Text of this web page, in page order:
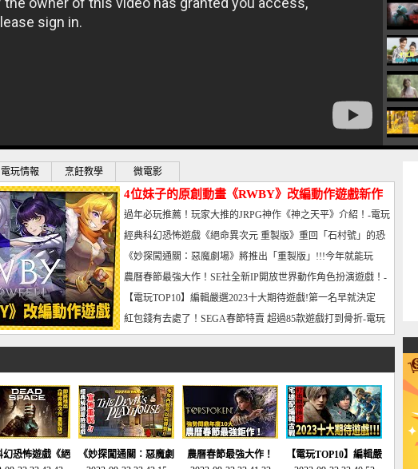
電玩情報 烹飪教學 微電影
4位妹子的原創動畫《RWBY》改編動作遊戲新作
曝光_電玩宅速配20221102
過年必玩推薦！玩家大推的JRPG神作《神之天平》介紹！-電玩
宅速配20230126
經典科幻恐怖遊戲《絕命異次元 重製版》重回「石村號」的恐
懼體驗-電玩宅速配20230125
《妙探闖通關：惡魔劇場》將推出「重製版」!!!今年就能玩
到!!-電玩宅速配20230124
農曆春節最強大作！SE社全新IP開放世界動作角色扮演遊戲！-
電玩宅速配20230123
【電玩TOP10】編輯嚴選2023十大期待遊戲!第一名早就決定
了，封面圖直接雷你!-電玩宅速配20230120
紅包錢有去處了！SEGA春節特賣 超過85款遊戲打到骨折-電玩
宅速配20230119
幻恐怖遊戲《絕
《妙探闖通關：惡魔劇
農曆春節最強大作！
【電玩TOP10】編輯嚴